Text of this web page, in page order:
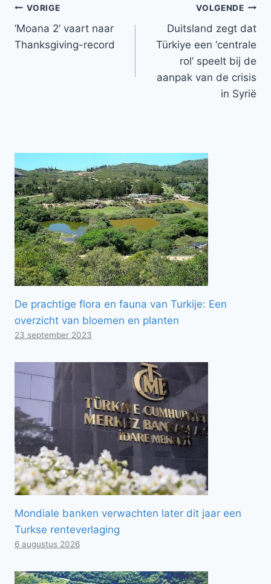
Bericht
navigatie
VORIGE
‘Moana 2’ vaart naar
Thanksgiving-record
VOLGENDE
Duitsland zegt dat
Türkiye een ‘centrale
rol’ speelt bij de
aanpak van de crisis
in Syrië
De prachtige flora en fauna van Turkije: Een
overzicht van bloemen en planten
23 september 2023
Mondiale banken verwachten later dit jaar een
Turkse renteverlaging
6 augustus 2026